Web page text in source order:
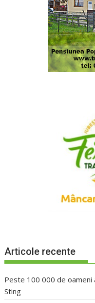
Articole recente
Peste 100 000 de oameni
Sting